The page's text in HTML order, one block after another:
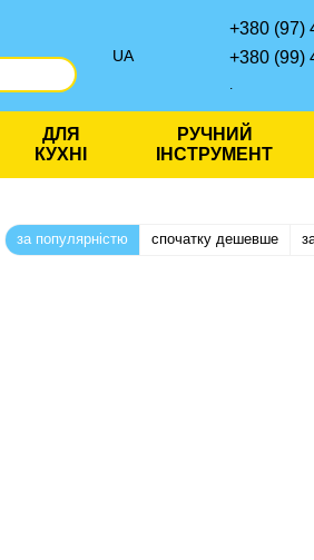
UA
+380 (97)
+380 (99)
ДЛЯ
КУХНІ
РУЧНИЙ
ІНСТРУМЕНТ
за популярністю спочатку дешевше